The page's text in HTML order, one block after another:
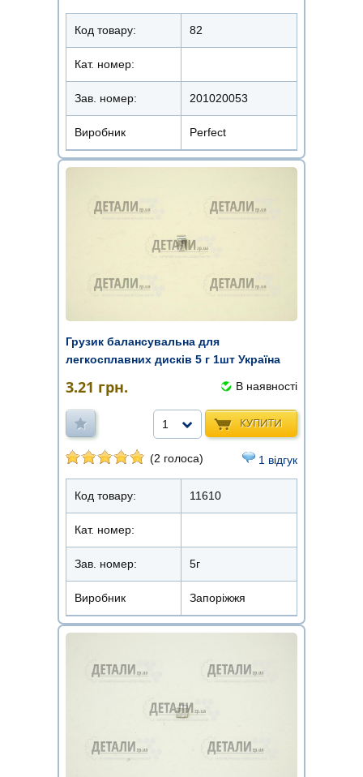
Код товару: 82
Кат. номер:
Зав. номер: 201020053
Виробник Perfect
Грузик балансувальна для
легкосплавних дисків 5 г 1шт Україна
3.21 грн. В наявності
КУПИТИ
1
(2 голоса) 1 відгук
Код товару: 11610
Кат. номер:
Зав. номер: 5г
Виробник Запоріжжя